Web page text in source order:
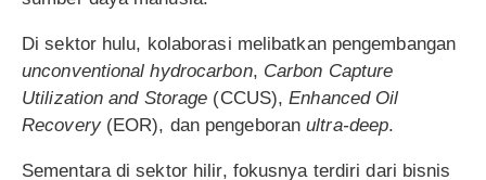
Di sektor hulu, kolaborasi melibatkan pengembangan
unconventional hydrocarbon, Carbon Capture
Utilization and Storage (CCUS),Enhanced Oil
Recovery(EOR), dan pengeboranultra-deep.
Sementara di sektor hilir, fokusnya terdiri dari bisnis